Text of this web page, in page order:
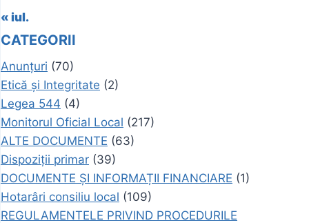
« iul.
CATEGORII
Anunțuri (70)
Etică și Integritate (2)
Legea 544 (4)
Monitorul Oficial Local (217)
ALTE DOCUMENTE (63)
Dispoziții primar (39)
DOCUMENTE ȘI INFORMAȚII FINANCIARE (1)
Hotarâri consiliu local (109)
REGULAMENTELE PRIVIND PROCEDURILE